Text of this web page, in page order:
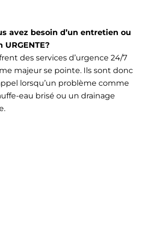
avez besoin d’un entretien ou
URGENTE?
des services d’urgence 24/7
majeur se pointe. Ils sont donc
lorsqu’un problème comme
eau brisé ou un drainage